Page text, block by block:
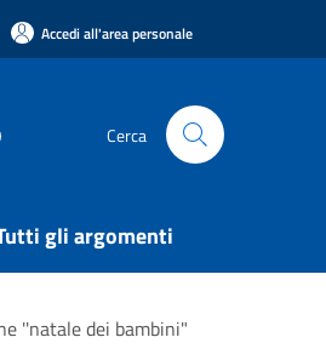
Accedi all'area personale
Cerca
gli argomenti
''natale dei bambini"